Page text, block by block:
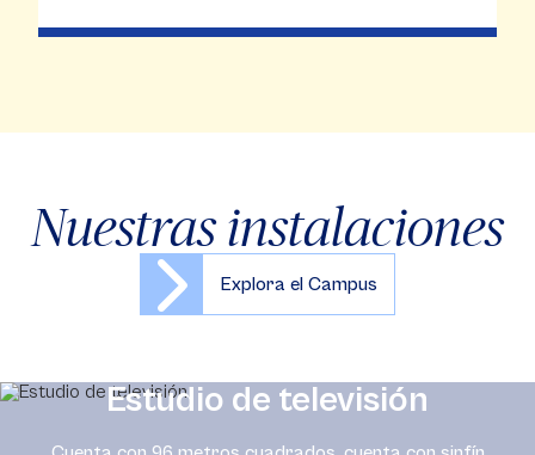
Nuestras instalaciones
Explora el Campus
Estudio de televisión